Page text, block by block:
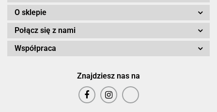
O sklepie
Połącz się z nami
Współpraca
Znajdziesz nas na